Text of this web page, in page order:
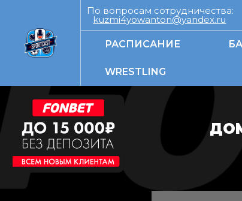
По вопросам сотрудничества:
kuzmi4yowanton@yandex.ru
РАСПИСАНИЕ
WRESTLING